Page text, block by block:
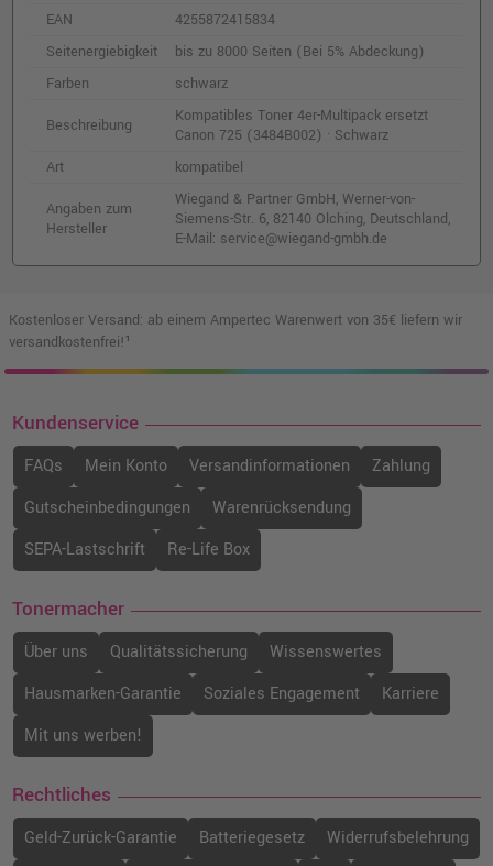
EAN
4255872415834
Seitenergiebigkeit
bis zu 8000 Seiten (Bei 5% Abdeckung)
Farben
schwarz
Beschreibung
Kompatibles Toner 4er-Multipack ersetzt
Canon 725 (3484B002) · Schwarz
Art
kompatibel
Angaben zum
Hersteller
Wiegand & Partner GmbH, Werner-von-
Siemens-Str. 6, 82140 Olching, Deutschland,
E-Mail: service@wiegand-gmbh.de
Kostenloser Versand: ab einem Ampertec Warenwert von 35€ liefern wir
versandkostenfrei!¹
Kundenservice
FAQs Mein Konto Versandinformationen
Zahlung
Gutscheinbedingungen
Warenrücksendung
SEPA-Lastschrift
Re-Life Box
Tonermacher
Über uns Qualitätssicherung
Wissenswertes
Hausmarken-Garantie
Soziales Engagement
Karriere
Mit uns werben!
Rechtliches
Geld-Zurück-Garantie Batteriegesetz
Widerrufsbelehrung